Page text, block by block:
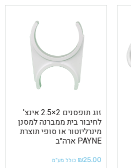
זוג תופסנים 2×2.5 אינצ'
לחיבור בית ממברנה למסנן
מינרליזטור או סופי תוצרת
PAYNE ארה״ב
₪25.00 כולל מע"מ